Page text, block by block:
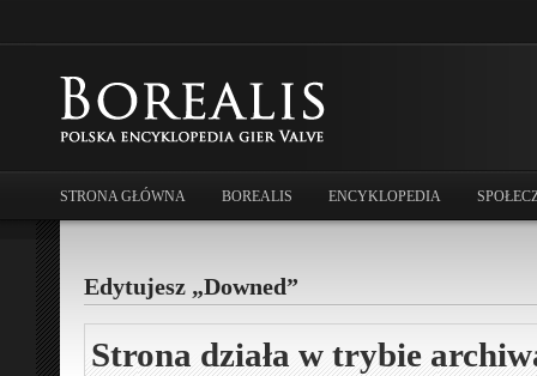
STRONA GŁÓWNA BOREALIS ENCYKLOPEDIA
Edytujesz „Downed”
Strona działa w trybie